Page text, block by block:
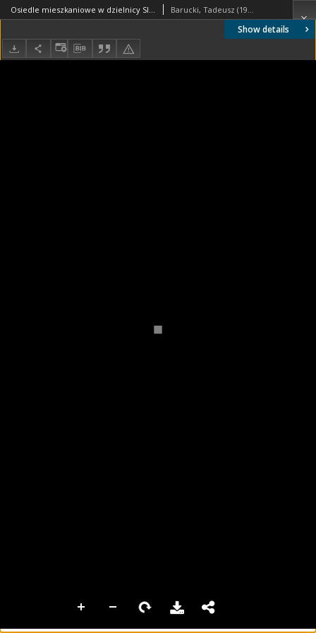
Show details
Osiedle mieszkaniowe w dzielnicy Slotervaart w zachodniej części miasta, fragment centrum handlowego, Amsterdam, Niderlandy Barucki, Tadeusz (1922- ). Fotograf